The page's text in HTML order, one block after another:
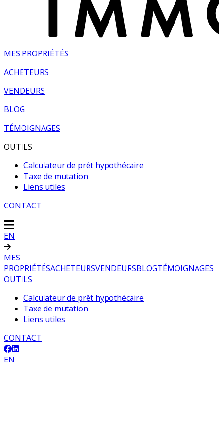
MES PROPRIÉTÉS
ACHETEURS
VENDEURS
BLOG
TÉMOIGNAGES
OUTILS
Calculateur de prêt hypothécaire
Taxe de mutation
Liens utiles
CONTACT
EN
MES
PROPRIÉTÉSACHETEURSVENDEURSBLOGTÉMOIGNAGES
OUTILS
Calculateur de prêt hypothécaire
Taxe de mutation
Liens utiles
CONTACT
EN